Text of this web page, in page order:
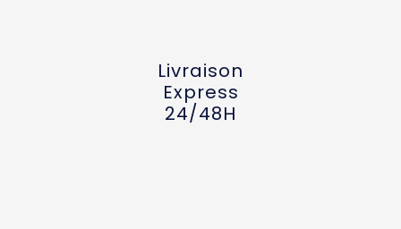
Livraison
Express
24/48H